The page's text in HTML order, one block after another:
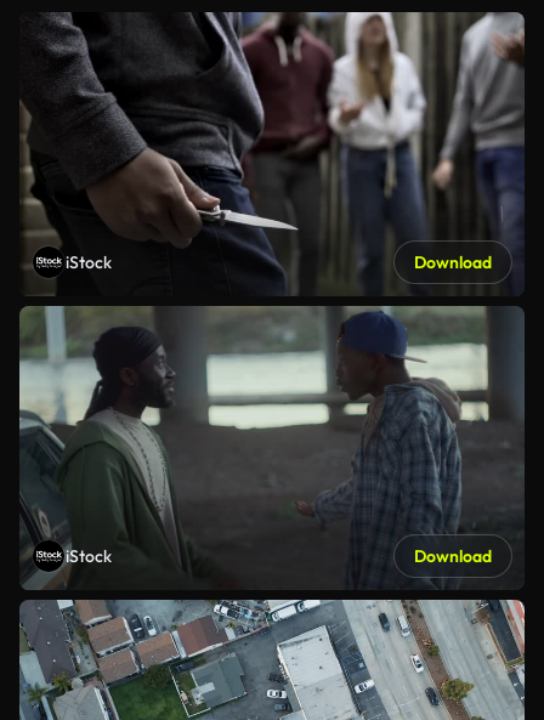
iStock Download
iStock Download